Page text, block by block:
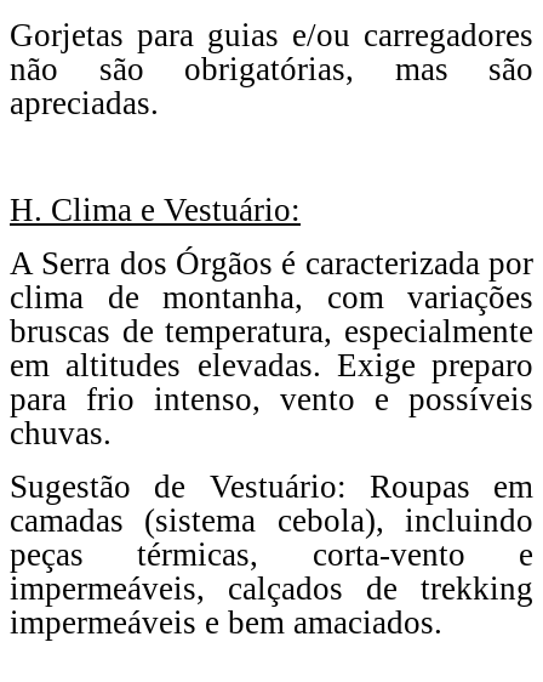
Gorjetas para guias e/ou carregadores
não são obrigatórias, mas são
apreciadas.
H. Clima e Vestuário:
A Serra dos Órgãos é caracterizada por
clima de montanha, com variações
bruscas de temperatura, especialmente
em altitudes elevadas. Exige preparo
para frio intenso, vento e possíveis
chuvas.
Sugestão de Vestuário: Roupas em
camadas (sistema cebola), incluindo
peças térmicas, corta-vento e
impermeáveis, calçados de trekking
impermeáveis e bem amaciados.